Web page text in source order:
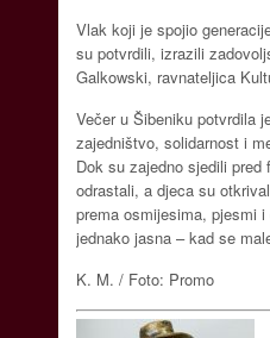
Vlak koji je spojio
su potvrdili, izrazili
Galkowski, ravnateljica
Večer u Šibeniku potvrdila
zajedništvo, solidarnost i
Dok su zajedno sjedili
odrastali, a djeca su
prema osmijesima, pjesmi
jednako jasna – kad se
K. M. / Foto: Promo